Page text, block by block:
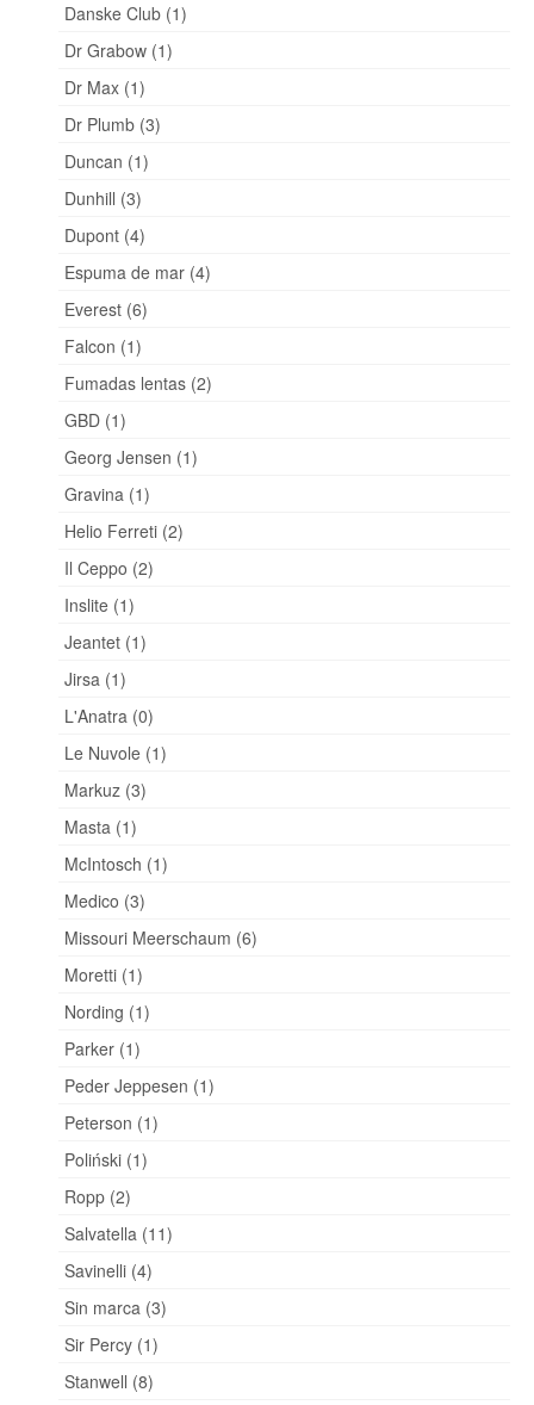
Danske Club (1)
Dr Grabow (1)
Dr Max (1)
Dr Plumb (3)
Duncan (1)
Dunhill (3)
Dupont (4)
Espuma de mar (4)
Everest (6)
Falcon (1)
Fumadas lentas (2)
GBD (1)
Georg Jensen (1)
Gravina (1)
Helio Ferreti (2)
Il Ceppo (2)
Inslite (1)
Jeantet (1)
Jirsa (1)
L'Anatra (0)
Le Nuvole (1)
Markuz (3)
Masta (1)
McIntosch (1)
Medico (3)
Missouri Meerschaum (6)
Moretti (1)
Nording (1)
Parker (1)
Peder Jeppesen (1)
Peterson (1)
Poliński (1)
Ropp (2)
Salvatella (11)
Savinelli (4)
Sin marca (3)
Sir Percy (1)
Stanwell (8)